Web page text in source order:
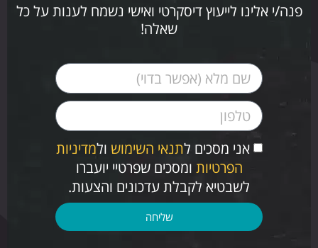
פנה/י אלינו לייעוץ דיסקרטי ואישי נשמח לענות על כל
שאלה!
אני מסכים לתנאי השימוש ולמדיניות
הפרטיות ומסכים שפרטיי יועברו
לשבטיא לקבלת עדכונים והצעות.
שליחה